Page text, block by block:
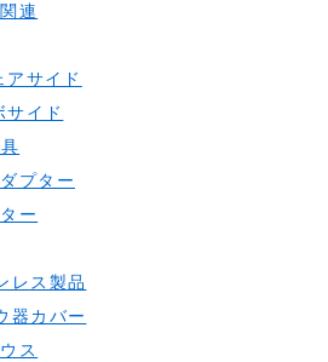
連
サイド
サイド
プター
ー
レス製品
器カバー
ス